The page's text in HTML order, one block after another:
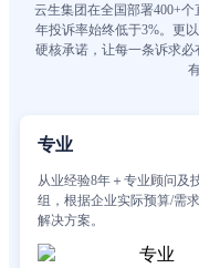
云生集团在全国部署400+
年投诉率始终低于3%。更
硬核承诺，让每一条诉求
专业
从业经验8年＋专业顾问及
组，根据企业实际预算/需
解决方案。